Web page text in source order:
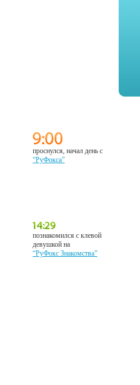
проснулся, начал день с
“РуФокса”
познакомился с клевой
девушкой на
“РуФокс Знакомства”